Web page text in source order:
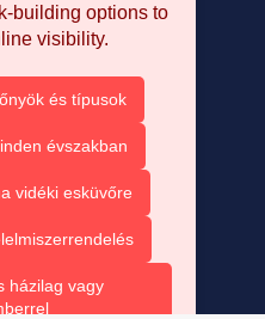
building options to
visibility.
és típusok
évszakban
vidéki esküvőre
házilag vagy